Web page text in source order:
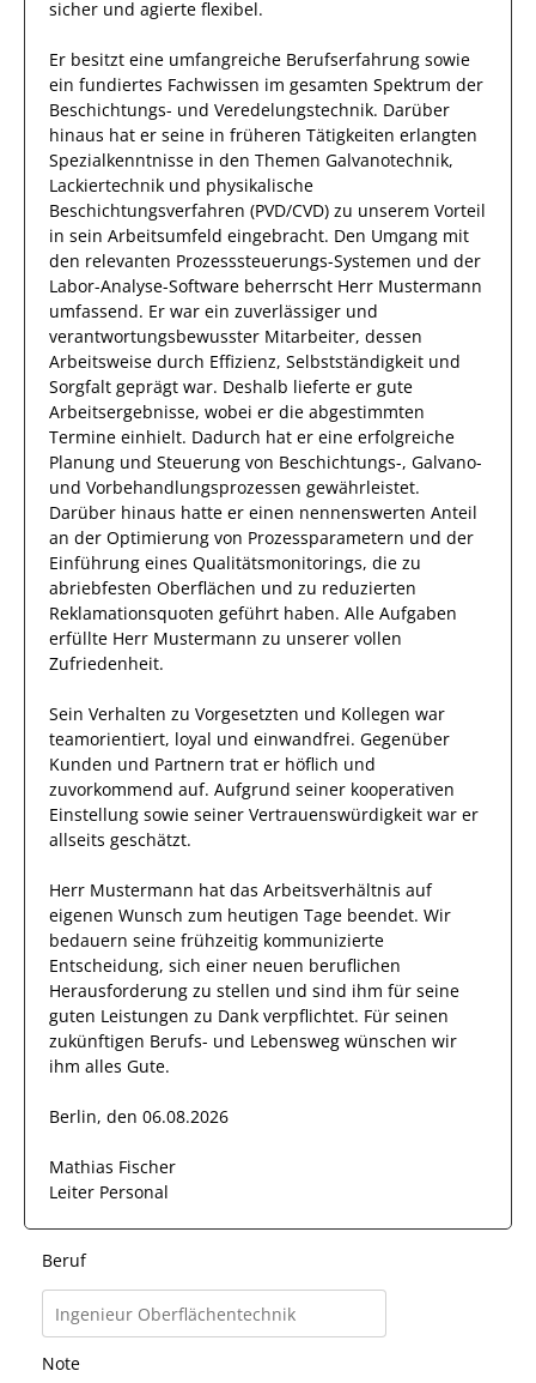
sicher und agierte flexibel.
Er besitzt eine umfangreiche Berufserfahrung sowie
ein fundiertes Fachwissen im gesamten Spektrum der
Beschichtungs- und Veredelungstechnik. Darüber
hinaus hat er seine in früheren Tätigkeiten erlangten
Spezialkenntnisse in den Themen Galvanotechnik,
Lackiertechnik und physikalische
Beschichtungsverfahren (PVD/CVD) zu unserem Vorteil
in sein Arbeitsumfeld eingebracht. Den Umgang mit
den relevanten Prozesssteuerungs-Systemen und der
Labor-Analyse-Software beherrscht Herr Mustermann
umfassend. Er war ein zuverlässiger und
verantwortungsbewusster Mitarbeiter, dessen
Arbeitsweise durch Effizienz, Selbstständigkeit und
Sorgfalt geprägt war. Deshalb lieferte er gute
Arbeitsergebnisse, wobei er die abgestimmten
Termine einhielt. Dadurch hat er eine erfolgreiche
Planung und Steuerung von Beschichtungs-, Galvano-
und Vorbehandlungsprozessen gewährleistet.
Darüber hinaus hatte er einen nennenswerten Anteil
an der Optimierung von Prozessparametern und der
Einführung eines Qualitätsmonitorings, die zu
abriebfesten Oberflächen und zu reduzierten
Reklamationsquoten geführt haben. Alle Aufgaben
erfüllte Herr Mustermann zu unserer vollen
Zufriedenheit.
Sein Verhalten zu Vorgesetzten und Kollegen war
teamorientiert, loyal und einwandfrei. Gegenüber
Kunden und Partnern trat er höflich und
zuvorkommend auf. Aufgrund seiner kooperativen
Einstellung sowie seiner Vertrauenswürdigkeit war er
allseits geschätzt.
Herr Mustermann hat das Arbeitsverhältnis auf
eigenen Wunsch zum heutigen Tage beendet. Wir
bedauern seine frühzeitig kommunizierte
Entscheidung, sich einer neuen beruflichen
Herausforderung zu stellen und sind ihm für seine
guten Leistungen zu Dank verpflichtet. Für seinen
zukünftigen Berufs- und Lebensweg wünschen wir
ihm alles Gute.
Berlin, den 06.08.2026
Mathias Fischer
Leiter Personal
Beruf
Note